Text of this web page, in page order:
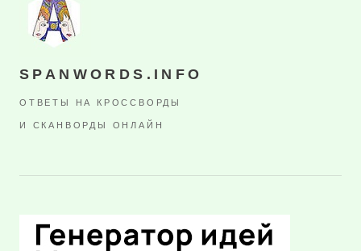
SPANWORDS.INFO
ОТВЕТЫ НА КРОССВОРДЫ
И СКАНВОРДЫ ОНЛАЙН